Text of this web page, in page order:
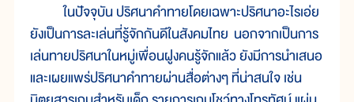
ในปัจจุบัน ปริศนาคำทายโดยเฉพาะปริศนาอะไรเอ่ย
ยังเป็นการละเล่นที่รู้จักกันดีในสังคมไทย นอกจากเป็นการ
เล่นทายปริศนาในหมู่เพื่อนฝูงคนรู้จักแล้ว ยังมีการนำเสนอ
และเผยแพร่ปริศนาคำทายผ่านสื่อต่างๆ ที่น่าสนใจ เช่น